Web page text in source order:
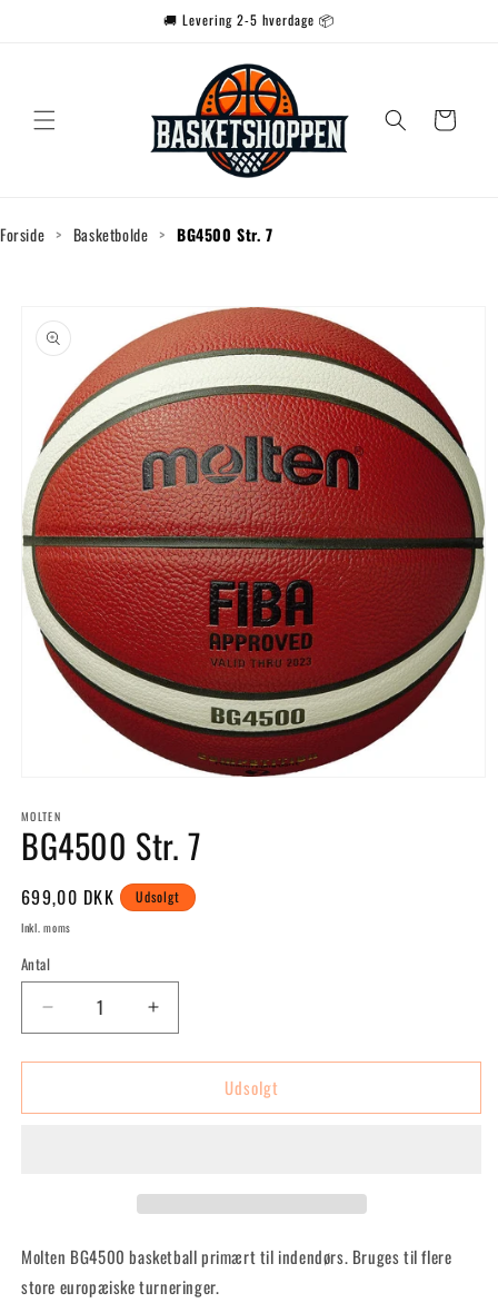
🚚 Levering 2-5 hverdage 📦
Indkøbskurv
Forside > Basketbolde > BG4500 Str. 7
1
i
modus
MOLTEN
BG4500 Str. 7
Normalpris
699,00 DKK Udsolgt
Inkl. moms
Antal
Reducer
antallet
for
Str.
Øg
antallet
for
Str.
Udsolgt
Molten BG4500 basketball primært til indendørs. Bruges til flere
store europæiske turneringer.